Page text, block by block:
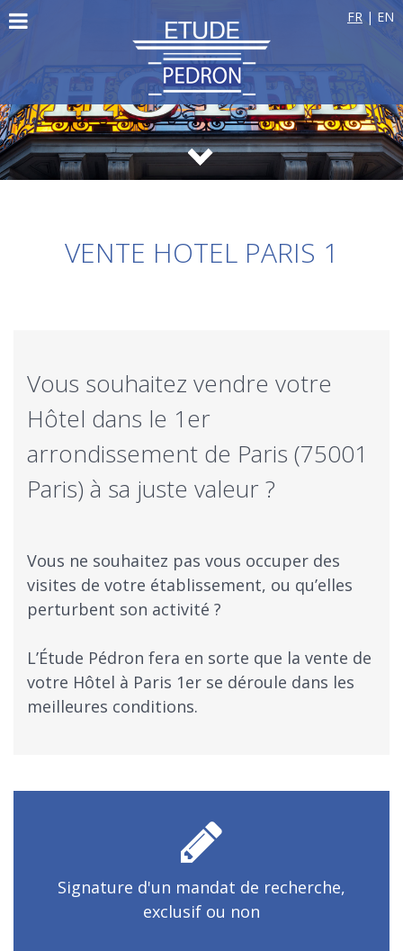
FR | EN
VENTE HOTEL PARIS 1
Vous souhaitez vendre votre
Hôtel dans le 1er
arrondissement de Paris (75001
Paris) à sa juste valeur ?
Vous ne souhaitez pas vous occuper des
visites de votre établissement, ou qu’elles
perturbent son activité ?
​L’Étude Pédron fera en sorte que la vente de
votre Hôtel à Paris 1er se déroule dans les
meilleures conditions.
Signature d'un mandat de recherche,
exclusif ou non